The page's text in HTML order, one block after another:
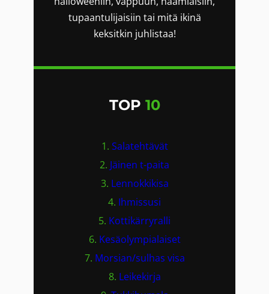
A
A
tupaantulijaisiin tai mitä ikinä
keksitkin juhlistaa!
TOP 10
1. Salatehtävät
2. Jäinen t-paita
3. Lennokkikisa
4. Ihmissusi
5. Kottikärryralli
6. Kesäolympialaiset
7. Morsian/sulhas visa
8. Leikekirja